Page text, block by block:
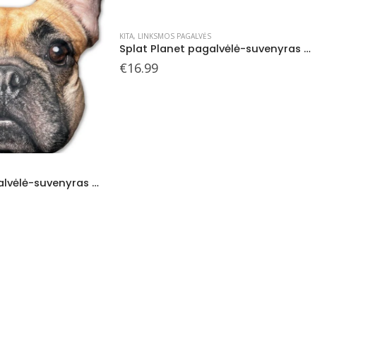
Splat Planet pagalvėlė-suvenyras PRANCŪZŲ BULDOGAS
KITA, LINKSMOS PAGALVĖS
Splat Planet pagalvėlė-suvenyras MOPSAS
€16.99